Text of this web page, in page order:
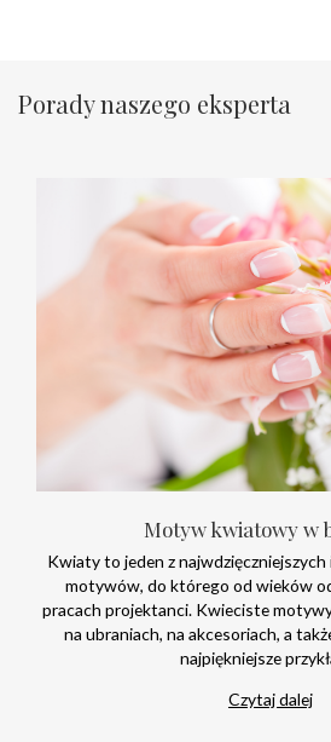
Porady naszego eksperta
Motyw kwiatowy w
Kwiaty to jeden z najwdzięczniejszych
motywów, do którego od wieków
pracach projektanci. Kwieciste
na ubraniach, na akcesoriach, a
najpiękniejsze
Czytaj dalej